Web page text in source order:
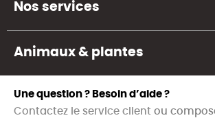
Nos services
Animaux & plantes
Une question ? Besoin d’aide ?
Contactez le service client ou